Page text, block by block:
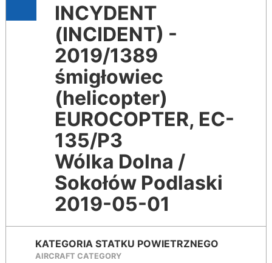
INCYDENT
(INCIDENT) -
2019/1389
śmigłowiec
(helicopter)
EUROCOPTER, EC-
135/P3
Wólka Dolna /
Sokołów Podlaski
2019-05-01
KATEGORIA STATKU POWIETRZNEGO
AIRCRAFT CATEGORY